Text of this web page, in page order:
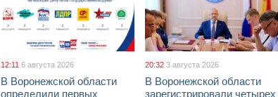
12:11 6 августа 2026
В Воронежской области
определили первых
20:32 3 августа 2026
В Воронежской области
зарегистрировали четырех